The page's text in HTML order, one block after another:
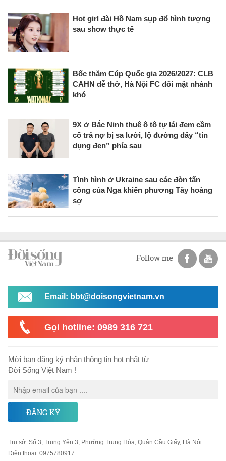
Hot girl đài Hồ Nam sụp đổ hình tượng
sau show thực tế
Bốc thăm Cúp Quốc gia 2026/2027: CLB
CAHN dễ thở, Hà Nội FC đối mặt nhánh
khó
9X ở Bắc Ninh thuê ô tô tự lái đem cầm
cố trả nợ bị sa lưới, lộ đường dây “tín
dụng đen” phía sau
Tình hình ở Ukraine sau các đòn tấn
công của Nga khiến phương Tây hoảng
sợ
Follow me
Email: bbt@doisongvietnam.vn
Gọi hotline: 0989 316 721
Mời bạn đăng ký nhận thông tin hot nhất từ
Đời Sống Việt Nam !
ĐĂNG KÝ
Trụ sở: Số 3, Trung Yên 3, Phường Trung Hòa, Quận Cầu Giấy, Hà Nội
Điện thoại: 0975780917